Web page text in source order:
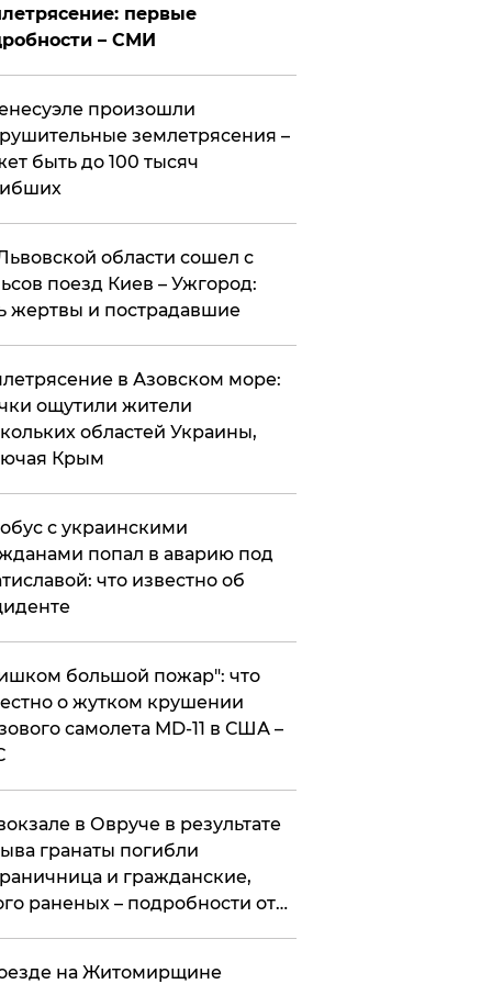
первые
– СМИ
произошли
землетрясения –
быть до 100 тысяч
области сошел с
поезд Киев – Ужгород:
жертвы и пострадавшие
в Азовском море:
ощутили жители
областей Украины,
Крым
с украинскими
попал в аварию под
что известно об
большой пожар": что
о жутком крушении
самолета MD-11 в США –
в Овруче в результате
гранаты погибли
и гражданские,
раненых – подробности от
на Житомирщине